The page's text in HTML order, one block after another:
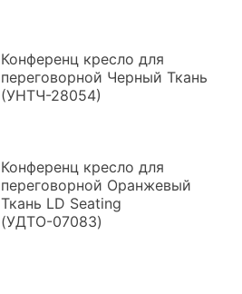
Конференц кресло для
переговорной Черный Ткань
(УНТЧ-28054)
Конференц кресло для
переговорной Оранжевый
Ткань LD Seating
(УДТО-07083)